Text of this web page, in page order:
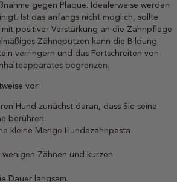
gegen Plaque. Idealerweise werden
Ist das anfangs nicht möglich, sollte
positiver Verstärkung an die Zahnpflege
Zähneputzen kann die Bildung
verringern und das Fortschreiten von
begrenzen.
vor:
Hund zunächst daran, dass Sie seine
berühren.
kleine Menge Hundezahnpasta
wenigen Zähnen und kurzen
Dauer langsam.